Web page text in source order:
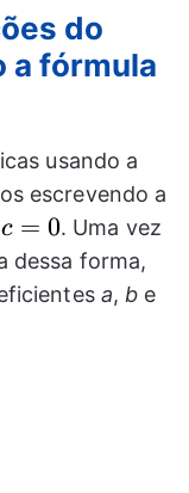
do
a fórmula
usando a
escrevendo a
c = 0. Uma vez
dessa forma,
a,b e
4ac}}{2a}